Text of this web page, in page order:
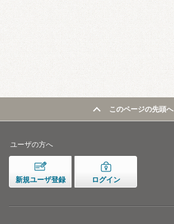
このページの先頭へ
ユーザの方へ
新規ユーザ登録 ログイン